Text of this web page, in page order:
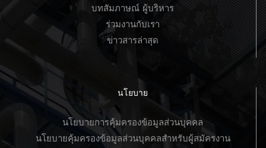
บทสัมภาษณ์ ผู้บริหาร
ร่วมงานกับเรา
ข่าวสารล่าสุด
นโยบาย
นโยบายการคุ้มครองข้อมูลส่วนบุคคล
นโยบายคุ้มครองข้อมูลส่วนบุคคลสำหรับผู้สมัครงาน